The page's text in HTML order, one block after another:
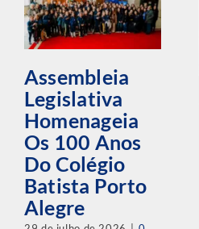
Assembleia
Legislativa
Homenageia
Os 100 Anos
Do Colégio
Batista Porto
Alegre